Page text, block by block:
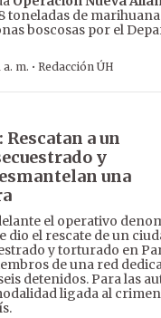
toneladas de marihuana
boscosas por el
m. · Redacción ÚH
Rescatan a un
y
una
el operativo
dio el rescate de un
y torturado en
de una red
detenidos. Para las
ligada al